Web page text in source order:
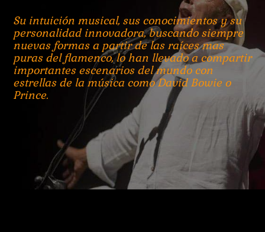
Su intuición musical, sus conocimientos y su
personalidad innovadora, buscando siempre
nuevas formas a partir de las raíces mas
puras del flamenco, lo han llevado a compartir
importantes escenarios del mundo con
estrellas de la música como David Bowie o
Prince.